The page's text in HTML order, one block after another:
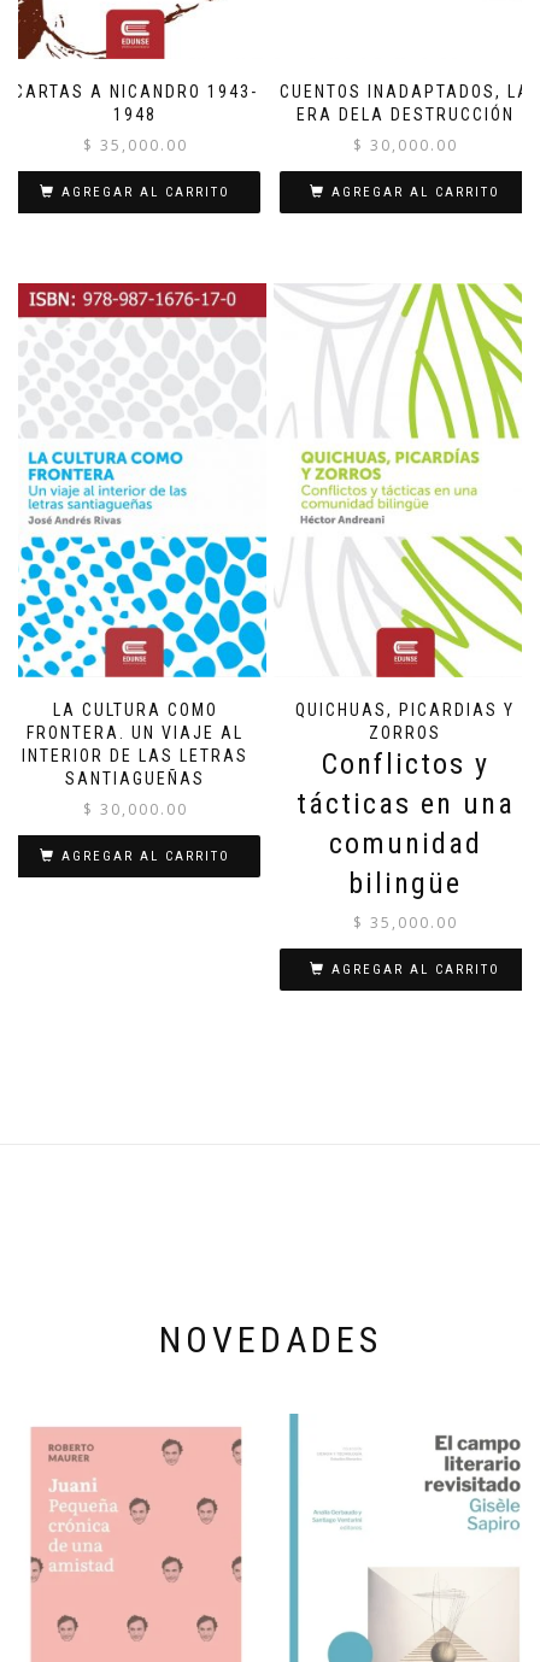
CARTAS A NICANDRO 1943-
1948
$ 35,000.00
AGREGAR AL CARRITO
CUENTOS INADAPTADOS, LA
ERA DELA DESTRUCCIÓN
$ 30,000.00
AGREGAR AL CARRITO
LA CULTURA COMO
FRONTERA. UN VIAJE AL
INTERIOR DE LAS LETRAS
SANTIAGUEÑAS
$ 30,000.00
AGREGAR AL CARRITO
QUICHUAS, PICARDIAS Y
ZORROS
Conflictos y
tácticas en una
comunidad
bilingüe
$ 35,000.00
AGREGAR AL CARRITO
NOVEDADES